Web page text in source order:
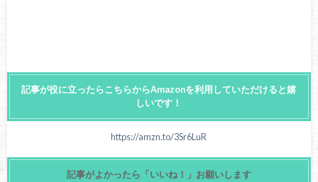
記事が役に立ったらこちらからAmazonを利用していただけると嬉
しいです！
https://amzn.to/3Sr6LuR
記事がよかったら「いいね！」お願いします